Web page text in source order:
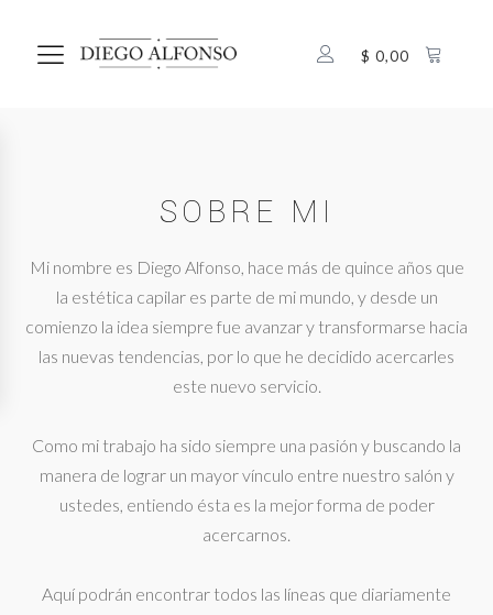
$ 0,00
SOBRE MI
Mi nombre es Diego Alfonso, hace más de quince años que
la estética capilar es parte de mi mundo, y desde un
comienzo la idea siempre fue avanzar y transformarse hacia
las nuevas tendencias, por lo que he decidido acercarles
este nuevo servicio.
Como mi trabajo ha sido siempre una pasión y buscando la
manera de lograr un mayor vínculo entre nuestro salón y
ustedes, entiendo ésta es la mejor forma de poder
acercarnos.
Aquí podrán encontrar todos las líneas que diariamente